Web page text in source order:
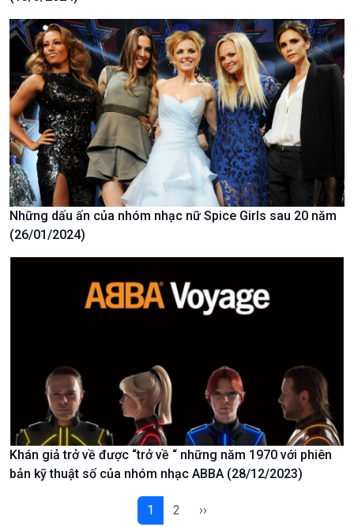
Văn hoá & Du lịch
Tin Văn hoá & Du lịch
Chát với người nổi tiếng
Câu chuyện Thể thao
Multimedia
Ảnh
Video
Infographic
E-Magazine
Podcast
Góc nhìn VOV1
10 phút Sự kiện - Luận bàn
Những dấu ấn của nhóm nhạc nữ Spice Girls sau 20 năm
(26/01/2024)
Khán giả trở về được “trở về “ những năm 1970 với phiên
bản kỹ thuật số của nhóm nhạc ABBA (28/12/2023)
1 2 ››